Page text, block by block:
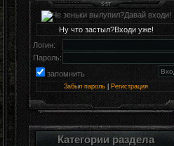
Ну что застыл?Входи уже!
Логин:
Пароль:
запомнить
Забыл пароль Регистрация
Категории раздела